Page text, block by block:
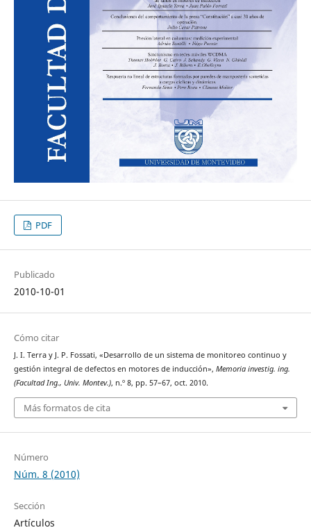
PDF
Publicado
2010-10-01
Cómo citar
J. I. Terra y J. P. Fossati, «Desarrollo de un sistema de monitoreo continuo y
gestión integral de defectos en motores de inducción», Memoria investig. ing.
(Facultad Ing., Univ. Montev.), n.º 8, pp. 57–67, oct. 2010.
Más formatos de cita
Número
Núm. 8 (2010)
Sección
Artículos